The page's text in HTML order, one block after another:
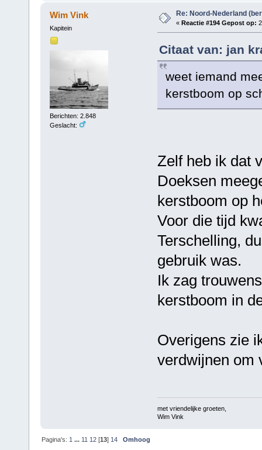
Wim Vink
Kapitein
Berichten: 2.848
Geslacht:
Re: Noord-Nederland
« Reactie #194 Gepost op:
Citaat van: jan
weet iemand
kerstboom op
Zelf heb ik dat
Doeksen
kerstboom op
Voor die tijd
Terschelling,
gebruik was.
Ik zag
kerstboom in
Overigens zie
verdwijnen om
met vriendelijke groeten,
Wim Vink
Pagina's: 1 ... 11 12 [13] 14 Omhoog